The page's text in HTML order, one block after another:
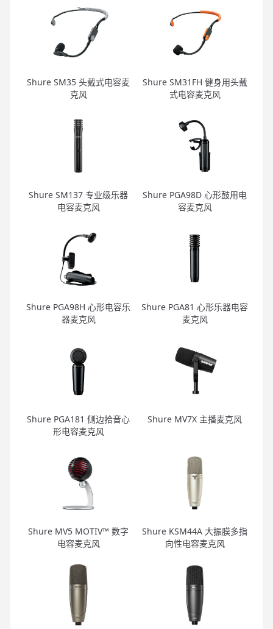
Shure SM35 头戴式电容麦
克风
Shure SM31FH 健身用头戴
式电容麦克风
Shure SM137 专业级乐器
电容麦克风
Shure PGA98D 心形鼓用电
容麦克风
Shure PGA98H 心形电容乐
器麦克风
Shure PGA81 心形乐器电容
麦克风
Shure PGA181 侧边拾音心
形电容麦克风
Shure MV7X 主播麦克风
Shure MV5 MOTIV™ 数字
电容麦克风
Shure KSM44A 大振膜多指
向性电容麦克风